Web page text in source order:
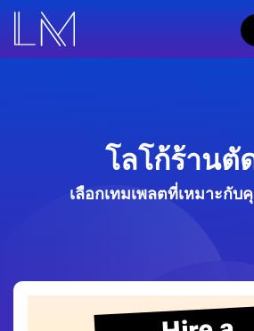
โลโก้ร้านตั
เลือกเทมเพลตที่เหมาะกับ